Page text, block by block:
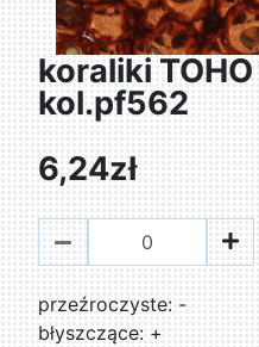
koraliki
kol.pf562
6,24zł
przeźroczyste: -
błyszczące: +